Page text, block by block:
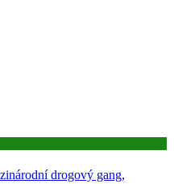
drogový gang,